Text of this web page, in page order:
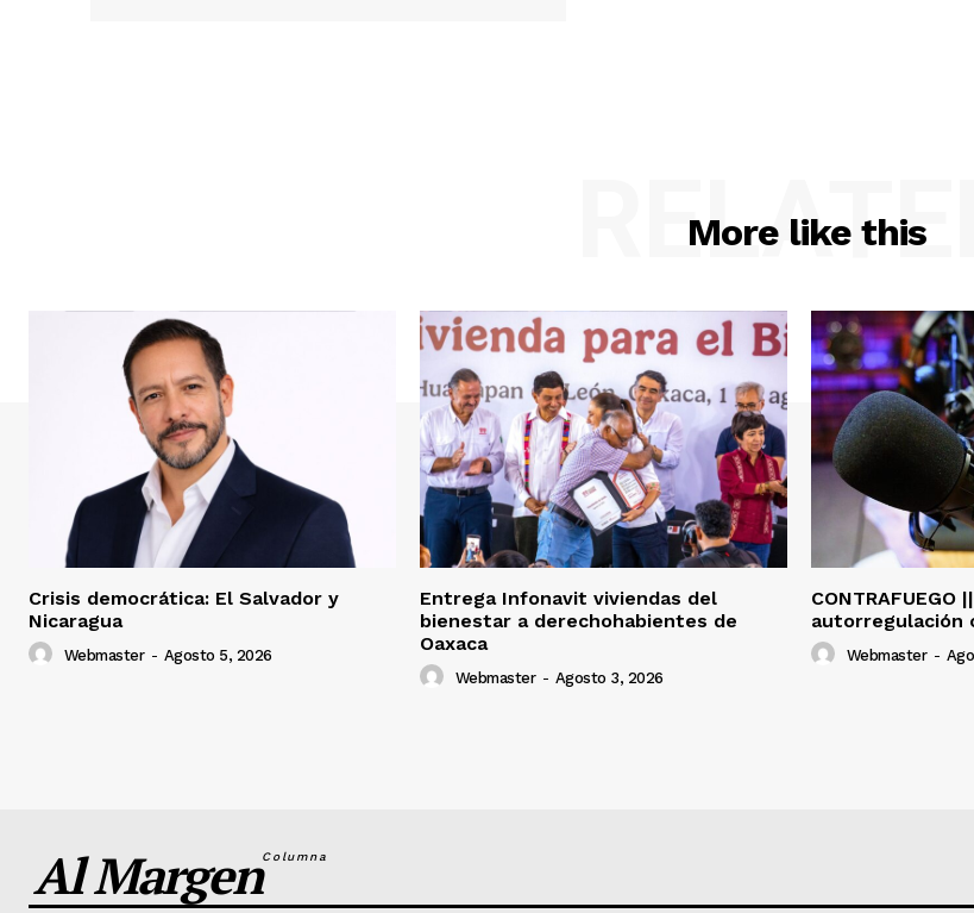
More like this
RELATED
Crisis democrática: El Salvador y
Nicaragua
Webmaster - Agosto 5, 2026
Entrega Infonavit viviendas del
bienestar a derechohabientes de
Oaxaca
Webmaster - Agosto 3, 2026
CONTRAFUEGO
autorregulación
Webmaster -
Al MargenColumna